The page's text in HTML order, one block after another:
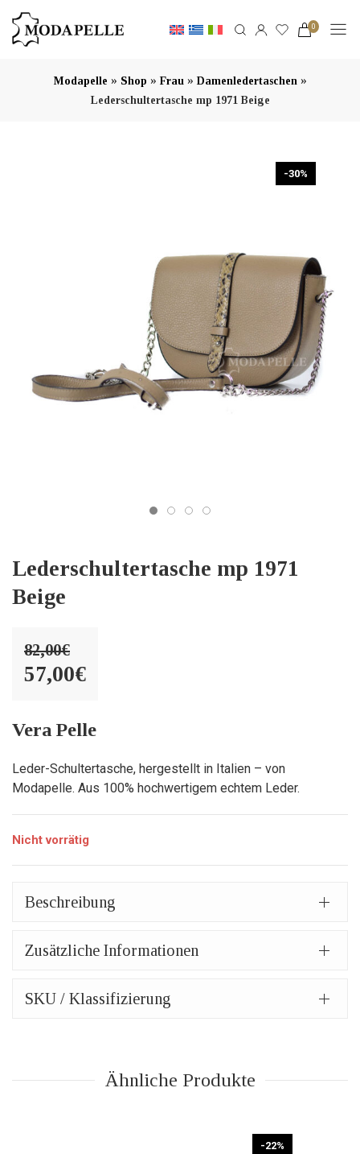
0
Modapelle » Shop » Frau » Damenledertaschen »
Lederschultertasche mp 1971 Beige
-30%
Lederschultertasche mp 1971
Beige
82,00€
Ursprünglicher
war:
82,00€
57,00€
Preis
ist:
57,00€.
Vera Pelle
Leder-Schultertasche, hergestellt in Italien – von
Modapelle. Aus 100% hochwertigem echtem Leder.
Nicht vorrätig
Beschreibung
Zusätzliche Informationen
SKU / Klassifizierung
Ähnliche Produkte
-22%